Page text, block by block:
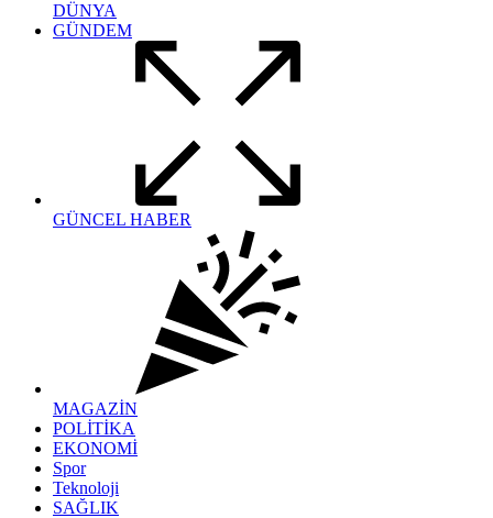
DÜNYA
GÜNDEM
GÜNCEL HABER
MAGAZİN
POLİTİKA
EKONOMİ
Spor
Teknoloji
SAĞLIK